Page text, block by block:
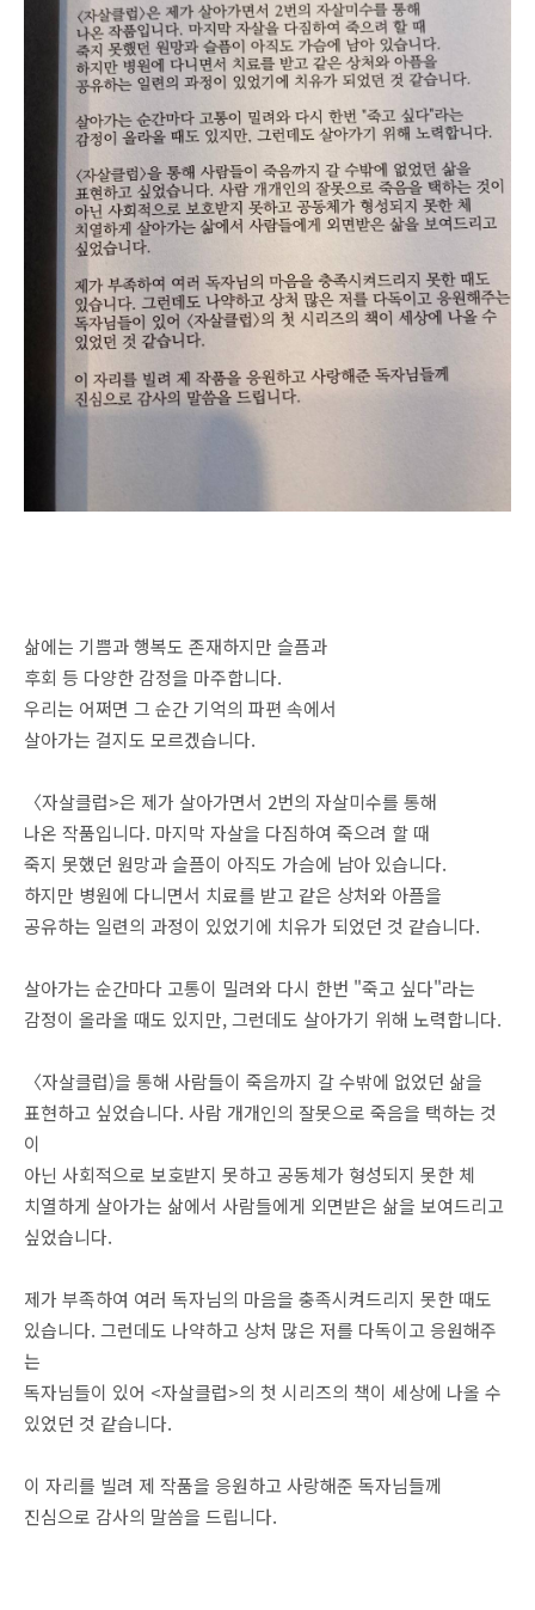
삶에는 기쁨과 행복도 존재하지만 슬픔과
후회 등 다양한 감정을 마주합니다.
우리는 어쩌면 그 순간 기억의 파편 속에서
살아가는 걸지도 모르겠습니다.
〈자살클럽>은 제가 살아가면서 2번의 자살미수를 통해
나온 작품입니다. 마지막 자살을 다짐하여 죽으려 할 때
죽지 못했던 원망과 슬픔이 아직도 가슴에 남아 있습니다.
하지만 병원에 다니면서 치료를 받고 같은 상처와 아픔을
공유하는 일련의 과정이 있었기에 치유가 되었던 것 같습니다.
살아가는 순간마다 고통이 밀려와 다시 한번 "죽고 싶다"라는
감정이 올라올 때도 있지만, 그런데도 살아가기 위해 노력합니다.
〈자살클럽)을 통해 사람들이 죽음까지 갈 수밖에 없었던 삶을
표현하고 싶었습니다. 사람 개개인의 잘못으로 죽음을 택하는 것
이
아닌 사회적으로 보호받지 못하고 공동체가 형성되지 못한 체
치열하게 살아가는 삶에서 사람들에게 외면받은 삶을 보여드리고
싶었습니다.
제가 부족하여 여러 독자님의 마음을 충족시켜드리지 못한 때도
있습니다. 그런데도 나약하고 상처 많은 저를 다독이고 응원해주
는
독자님들이 있어 <자살클럽>의 첫 시리즈의 책이 세상에 나올 수
있었던 것 같습니다.
이 자리를 빌려 제 작품을 응원하고 사랑해준 독자님들께
진심으로 감사의 말씀을 드립니다.